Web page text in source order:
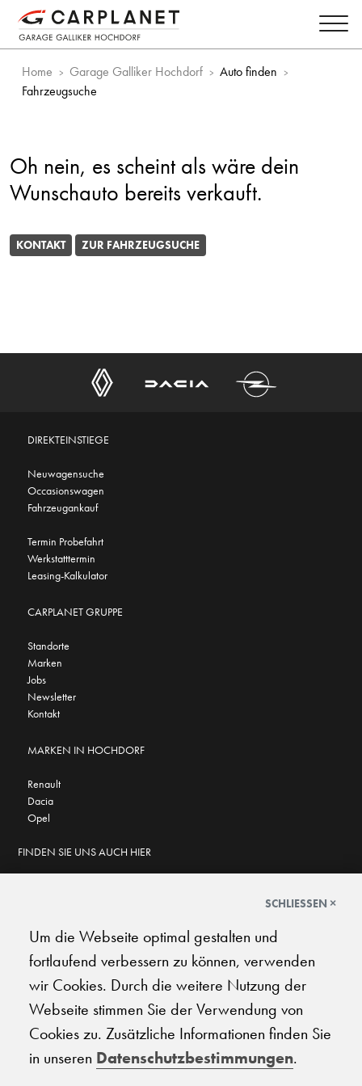
Home Garage Galliker Hochdorf
Auto finden
Fahrzeugsuche
Oh nein, es scheint als wäre dein
Wunschauto bereits verkauft.
KONTAKT ZUR FAHRZEUGSUCHE
DIREKTEINSTIEGE
Neuwagensuche
Occasionswagen
Fahrzeugankauf
Termin Probefahrt
Werkstatttermin
Leasing-Kalkulator
CARPLANET GRUPPE
Standorte
Marken
Jobs
Newsletter
Kontakt
MARKEN IN HOCHDORF
Renault
Dacia
Opel
FINDEN SIE UNS AUCH HIER
4.7 ★★★★★
★★★★★
© 2026 Carplanet Galliker
SCHLIESSEN ×
Um die Webseite optimal gestalten und
fortlaufend verbessern zu können, verwenden
wir Cookies. Durch die weitere Nutzung der
Webseite stimmen Sie der Verwendung von
Cookies zu. Zusätzliche Informationen finden Sie
in unseren Datenschutzbestimmungen.